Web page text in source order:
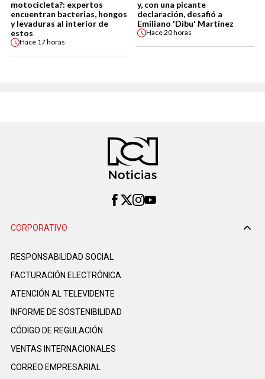
motocicleta?: expertos
encuentran bacterias, hongos
y levaduras al interior de
estos
Hace 17 horas
y, con una picante
declaración, desafió a
Emiliano 'Dibu' Martínez
Hace20 horas
CORPORATIVO
RESPONSABILIDAD SOCIAL
FACTURACIÓN ELECTRÓNICA
ATENCIÓN AL TELEVIDENTE
INFORME DE SOSTENIBILIDAD
CÓDIGO DE REGULACIÓN
VENTAS INTERNACIONALES
CORREO EMPRESARIAL